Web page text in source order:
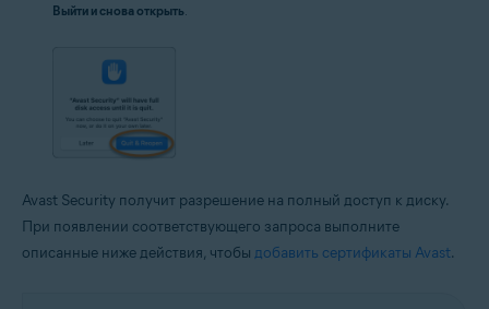
Выйти и снова открыть
Avast Security получит разрешение на полный доступ к диску.
При появлении соответствующего запроса выполните
описанные ниже действия, чтобы добавить сертификаты Avast.